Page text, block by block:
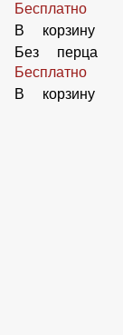
Бесплатно
В корзину
Без огурцов